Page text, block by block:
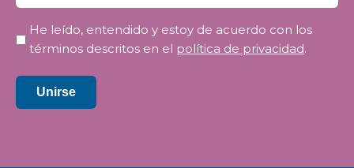
Privacidad*
He leído, entendido y estoy de acuerdo con los
términos descritos en el política de privacidad.
Unirse